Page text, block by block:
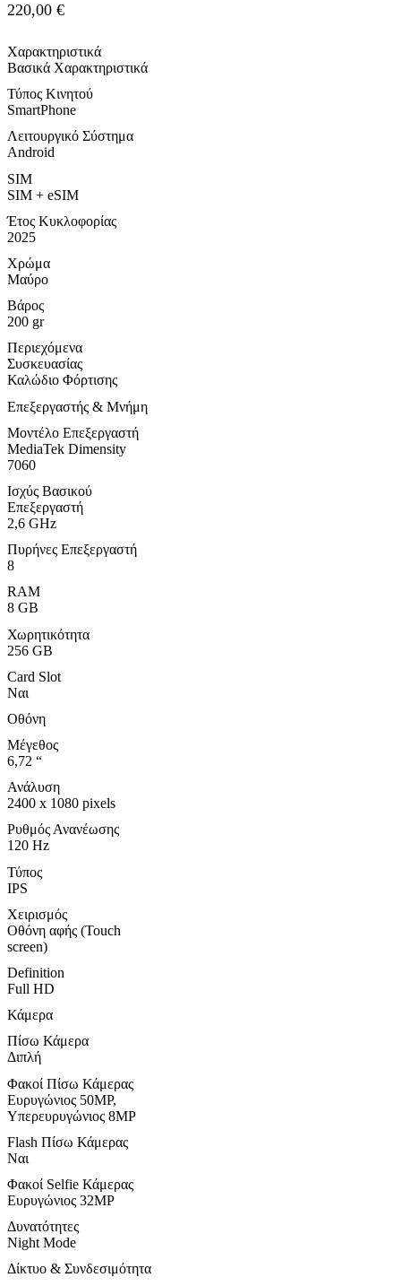
220,00 €
Χαρακτηριστικά
Βασικά Χαρακτηριστικά
Τύπος Κινητού
SmartPhone
Λειτουργικό Σύστημα
Android
SIM
SIM + eSIM
Έτος Κυκλοφορίας
2025
Χρώμα
Μαύρο
Βάρος
200 gr
Περιεχόμενα
Συσκευασίας
Καλώδιο Φόρτισης
Επεξεργαστής & Μνήμη
Μοντέλο Επεξεργαστή
MediaTek Dimensity
7060
Ισχύς Βασικού
Επεξεργαστή
2,6 GHz
Πυρήνες Επεξεργαστή
8
RAM
8 GB
Χωρητικότητα
256 GB
Card Slot
Ναι
Οθόνη
Μέγεθος
6,72 “
Ανάλυση
2400 x 1080 pixels
Ρυθμός Ανανέωσης
120 Hz
Τύπος
IPS
Χειρισμός
Οθόνη αφής (Touch
screen)
Definition
Full HD
Κάμερα
Πίσω Κάμερα
Διπλή
Φακοί Πίσω Κάμερας
Ευρυγώνιος 50MP,
Υπερευρυγώνιος 8MP
Flash Πίσω Κάμερας
Ναι
Φακοί Selfie Κάμερας
Ευρυγώνιος 32MP
Δυνατότητες
Night Mode
Δίκτυο & Συνδεσιμότητα